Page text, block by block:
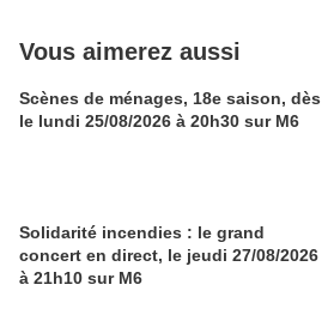
Vous aimerez aussi
Scènes de ménages, 18e saison, dès
le lundi 25/08/2026 à 20h30 sur M6
Solidarité incendies : le grand
concert en direct, le jeudi 27/08/2026
à 21h10 sur M6